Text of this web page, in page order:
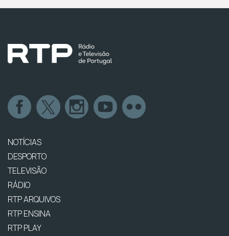
NOTÍCIAS
DESPORTO
TELEVISÃO
RÁDIO
RTP ARQUIVOS
RTP ENSINA
RTP PLAY